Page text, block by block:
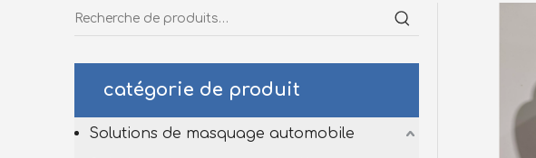
catégorie de produit
Solutions de masquage automobile